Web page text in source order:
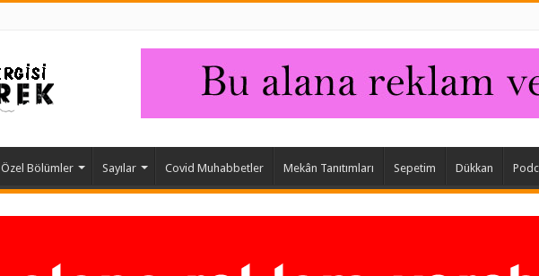
Özel Bölümler Sayılar Covid Muhabbetler Mekân Tanıtımları Sepetim Dükkan